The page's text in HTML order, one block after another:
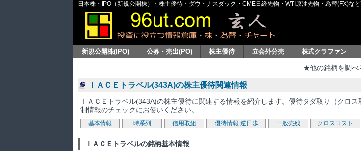
日本株・IPO（新規公開株）・株主優待・ダウ・ナスダック・CME日経先物・WTI原油先物・為替(FX)な
新規公開株(IPO) 公募・売出(PO) 株主優待 立会外分売 株式クラファン
★他の銘柄を調べ
ＩＡＣＥトラベル(343A)の株主優待関連情報
ＩＡＣＥトラベル(343A)の株主優待に関連する情報を紹介します。優待タダ取り（クロ
制情報のチェックにお使いください。
基本情報 時系列 信用取組 優待情報 逆日歩 一般売残 クロスコスト
ＩＡＣＥトラベルの銘柄基本情報